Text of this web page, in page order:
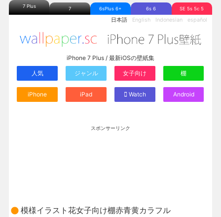
7 Plus 7 6sPlus 6+ 6s 6 SE 5s 5c 5
日本語 English Indonesian español
iPhone 7 Plus / 最新iOSの壁紙集
人気 ジャンル 女子向け 棚
iPhone iPad Watch Android
スポンサーリンク
模様イラスト花女子向け棚赤青黄カラフル